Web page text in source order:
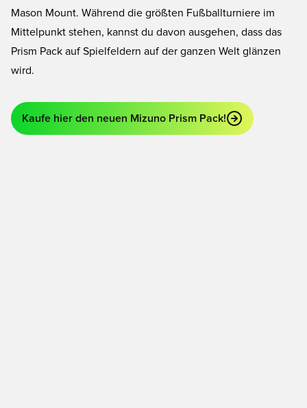
Mason Mount. Während die größten Fußballturniere im
Mittelpunkt stehen, kannst du davon ausgehen, dass das
Prism Pack auf Spielfeldern auf der ganzen Welt glänzen
wird.
Kaufe hier den neuen Mizuno Prism Pack!